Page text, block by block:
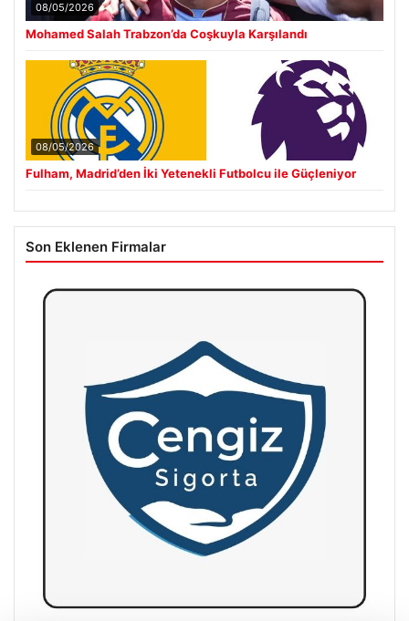
08/05/2026
Mohamed Salah Trabzon’da Coşkuyla Karşılandı
08/05/2026
Fulham, Madrid’den İki Yetenekli Futbolcu ile Güçleniyor
Son Eklenen Firmalar